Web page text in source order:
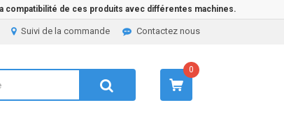
compatibilité de ces produits avec différentes machines.
Contactez nous
Suivi de la commande
0